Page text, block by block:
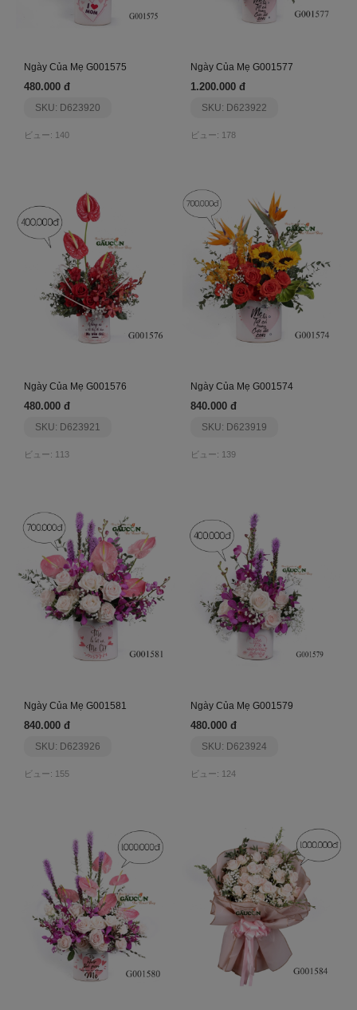
Ngày Của Mẹ G001575
480.000 đ
SKU: D623920
ビュー: 140
Ngày Của Mẹ G001577
1.200.000 đ
SKU: D623922
ビュー: 178
Ngày Của Mẹ G001576
480.000 đ
SKU: D623921
ビュー: 113
Ngày Của Mẹ G001574
840.000 đ
SKU: D623919
ビュー: 139
Ngày Của Mẹ G001581
840.000 đ
SKU: D623926
ビュー: 155
Ngày Của Mẹ G001579
480.000 đ
SKU: D623924
ビュー: 124